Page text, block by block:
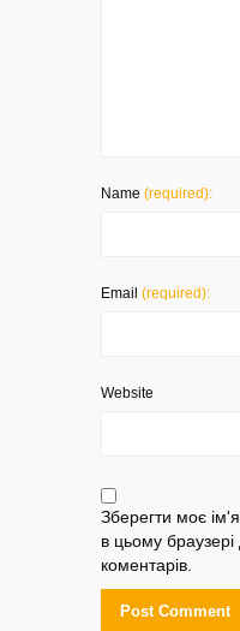
Name (required):
Email (required):
Website
Зберегти моє
в цьому
коментарів.